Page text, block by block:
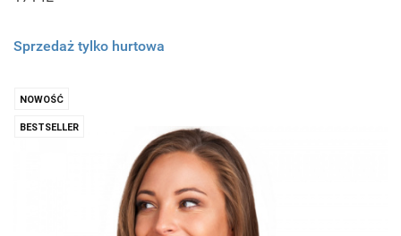
Sprzedaż tylko hurtowa
NOWOŚĆ
BESTSELLER